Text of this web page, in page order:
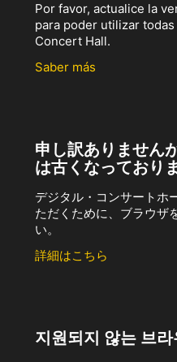
Por favor, actualice la
para poder utilizar
Concert Hall.
Saber más
申し訳ありません
は古くなっており
デジタル・コンサートホ
ただくために、ブラウザ
い。
詳細はこちら
지원되지 않는 브